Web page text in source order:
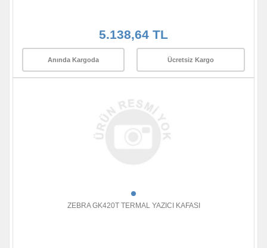
5.138,64 TL
Anında Kargoda Ücretsiz Kargo
ZEBRA GK420T TERMAL YAZICI KAFASI